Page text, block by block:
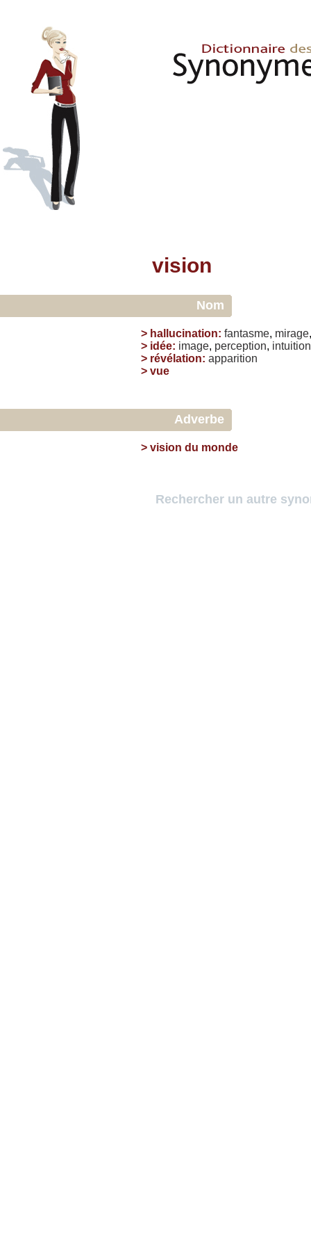
vision
Nom
> hallucination: fantasme, mirage
> idée: image, perception, intuition
> révélation: apparition
> vue
Adverbe
> vision du monde
Rechercher un autre